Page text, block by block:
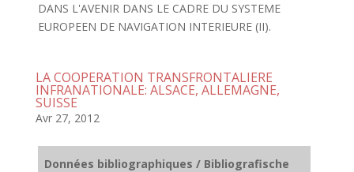
DANS L'AVENIR DANS LE CADRE DU SYSTEME
EUROPEEN DE NAVIGATION INTERIEURE (II).
LA COOPERATION TRANSFRONTALIERE
INFRANATIONALE: ALSACE, ALLEMAGNE,
SUISSE
Avr 27, 2012
Données bibliographiques / Bibliografische